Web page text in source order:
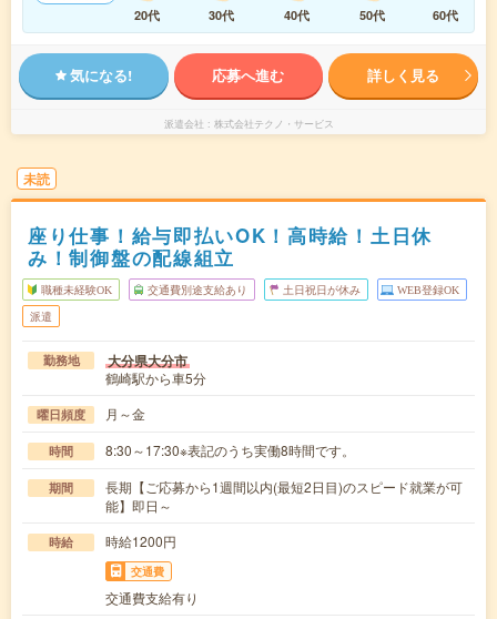
20代
30代 40代 50代 60代
気になる! 応募へ進む 詳しく見る
派遣会社 株式会社テクノ・サービス
未読
座り仕事！給与即払いOK！高時給！土日休
み！制御盤の配線組立
職種未経験OK 交通費別途支給あり 土日祝日が休み WEB登録OK
派遣
勤務地 大分県大分市
鶴崎駅から車5分
曜日頻度 月～金
時間 8:30～17:30※表記のうち実働8時間です。
期間
長期【ご応募から1週間以内(最短2日目)のスピード就業が可
能】即日～
時給 時給1200円
交通費
交通費支給有り